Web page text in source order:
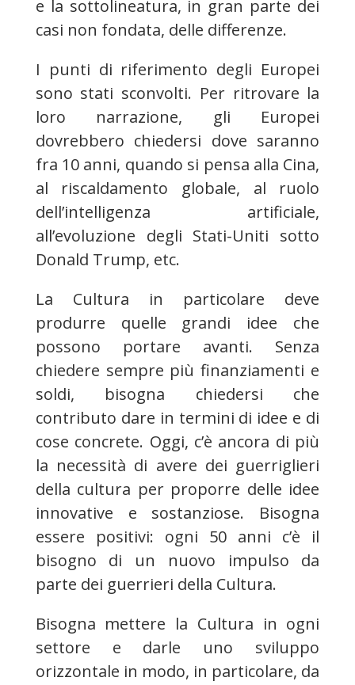
e la sottolineatura, in gran parte dei
casi non fondata, delle differenze.
I punti di riferimento degli Europei
sono stati sconvolti. Per ritrovare la
loro narrazione, gli Europei
dovrebbero chiedersi dove saranno
fra 10 anni, quando si pensa alla Cina,
al riscaldamento globale, al ruolo
dell’intelligenza artificiale,
all’evoluzione degli Stati-Uniti sotto
Donald Trump, etc.
La Cultura in particolare deve
produrre quelle grandi idee che
possono portare avanti. Senza
chiedere sempre più finanziamenti e
soldi, bisogna chiedersi che
contributo dare in termini di idee e di
cose concrete. Oggi, c’è ancora di più
la necessità di avere dei guerriglieri
della cultura per proporre delle idee
innovative e sostanziose. Bisogna
essere positivi: ogni 50 anni c’è il
bisogno di un nuovo impulso da
parte dei guerrieri della Cultura.
Bisogna mettere la Cultura in ogni
settore e darle uno sviluppo
orizzontale in modo, in particolare, da